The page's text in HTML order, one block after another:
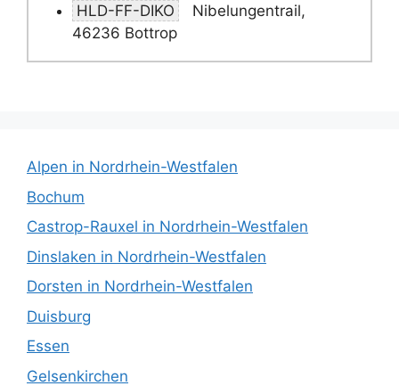
HLD-FF-DIKO
Nibelungentrail,
46236 Bottrop
Alpen in Nordrhein-Westfalen
Bochum
Castrop-Rauxel in Nordrhein-Westfalen
Dinslaken in Nordrhein-Westfalen
Dorsten in Nordrhein-Westfalen
Duisburg
Essen
Gelsenkirchen